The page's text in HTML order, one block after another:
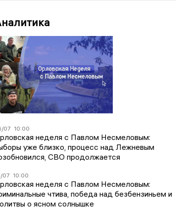
07 10:00
неделя с Павлом Несмеловым:
уже близко, процесс над Лежневым
СВО продолжается
07 10:00
неделя с Павлом Несмеловым:
чтива, победа над безбензиньем и
о ясном солнышке